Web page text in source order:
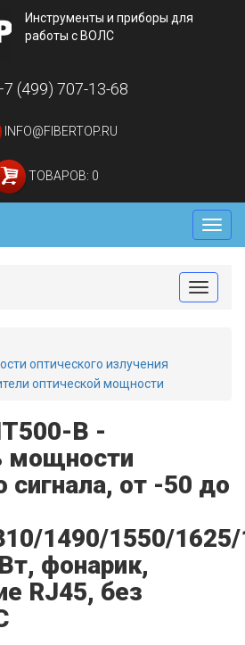
Инструменты и приборы для
работы с ВОЛС
(499) 707-13-68
INFO@FIBERTOP.RU
ТОВАРОВ: 0
Меню
Toggle
оптического излучения
оптической мощности
B -
мощности
сигнала, от -50 до
1490/1550/
фонарик,
RJ45, без